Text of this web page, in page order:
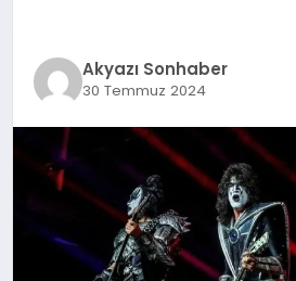
YAŞAM
Akyazı Sonhaber
30 Temmuz 2024